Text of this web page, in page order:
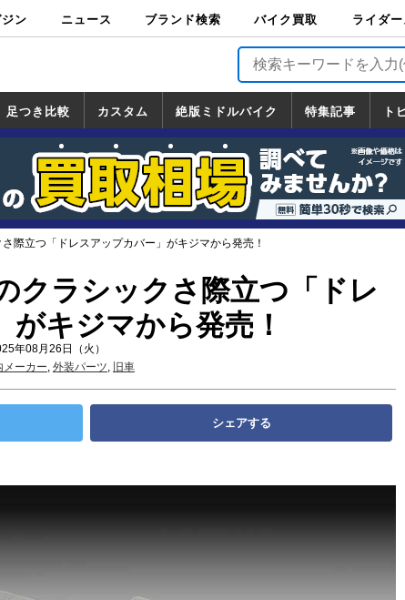
ン ニュース ブランド検索 バイク買取
バイク買取
ライダ
ライダー
TOP
バイク輸
バイクガ
フ
バイク車
ロードサ
バイク試
足つき比較 カスタム
カスタム
一覧
ホンダ
ヤマハ
スズキ
カワサキ
絶版ミドルバイク
絶版ミドルバイク
一覧
ホンダ
ヤマハ
スズキ
カワサキ
特集記事 ト
ト
一覧
ホ
ヤ
ス
カ
ハ
ビ
ド
ト
フ
道の駅調査隊
ツーリング情報局
日本の道50選
国道めぐり
林道ツーリング
際立つ「ドレスアップカバー」がキジマから発売！
クラシックさ際立つ「ドレ
キジマから発売！
年08月26日（火）
メーカー, 外装パーツ, 旧車
シェアする